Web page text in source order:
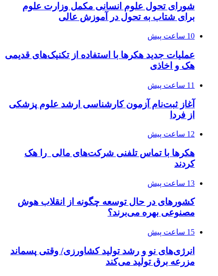
شورای تحول علوم انسانی مکمل وزارت علوم
برای شتاب به تحول در آموزش عالی
10 ساعت پیش
عملیات جدید هکرها با استفاده از تکنیک‌های قدیمی
هک و اخاذی
11 ساعت پیش
آغاز ثبت‌نام‌ آزمون کارشناسی ارشد علوم پزشکی
از فردا
12 ساعت پیش
هکرها با تماس تلفنی شرکت‌های مالی را هک
کردند
13 ساعت پیش
کشورهای در حال توسعه چگونه از انقلاب هوش
مصنوعی بهره می‌برند؟
15 ساعت پیش
انرژی‌های نو و رشد تولید کشاورزی/ وقتی پسماند
مزرعه‌ برق تولید می‌کند